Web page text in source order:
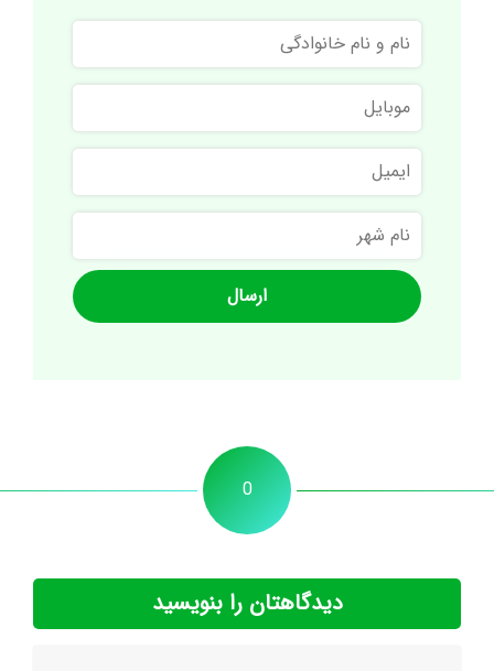
نام
و
نام
خانوادگی
موبایل
ایمیل
نام
شهر
0
دیدگاهتان را بنویسید